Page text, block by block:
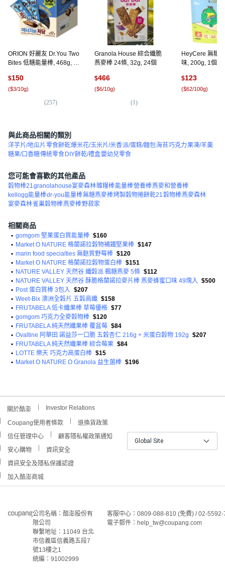
ORION 好麗友 Dr.You Two
Bites 低糖能量棒, 468g, 1
$150
($3/10g)
(257)
Granola House 綜合纖脆
燕麥棒 24條, 32g, 24個
$466
($6/10g)
(1)
HeyCere 無糖
味, 200g, 1個
$123
($62/100g)
與此商品相關的類別
洋芋片/地瓜片 零食餅乾爆米花/玉米片/米香派/蛋糕/麵包海苔巧克力果凍/羊羹
糖果/口香糖傳統零食 DIY餅乾/禮盒嬰幼兒零食
您可能會喜歡的其他產品
穀物棒21granolahouse宴麥森林雜糧棒能量棒營養棒燕麥和營養棒
kellogg能量棒dr-you能量棒無糖燕麥棒烤製穀物捲餅乾21穀物棒燕麥森林
宴麥森林雀巢穀物棒燕麥棒野菽家
相關商品
• gomgom 堅果蛋白質能量棒 $160
• Market O NATURE 格蘭諾拉穀物補鐵堅果棒 $147
• marin food specialties 無麩質野莓棒 $120
• Market O NATURE 格蘭諾拉穀物蛋白棒 $151
• NATURE VALLEY 天然谷 纖穀派 楓糖燕麥 5條 $112
• NATURE VALLEY 天然谷 酥脆格蘭諾拉麥片棒 燕麥蜂蜜口味 49塊入 $500
• Post 蛋白質棒 3包入 $207
• Weet-Bix 澳洲全穀片 五穀高纖 $158
• FRUTABELA 低卡纖果棒 草莓優格 $77
• gomgom 巧克力全麥穀物棒 $120
• FRUTABELA 純天然纖果棒 覆盆莓 $84
• Ovaltine 阿華田 諾益莎一口脆 五穀杏仁 216g + 米蛋白穀物 192g $207
• FRUTABELA 純天然纖果棒 綜合莓果 $84
• LOTTE 樂天 巧克力高蛋白棒 $15
• Market O NATURE O Granola 益生菌棒 $196
關於酷澎 Investor Relations
Coupang使用者條款
退換貨政策
信任管理中心
顧客隱私權政策通知
安心購物
資訊安全
資訊安全及隱私保護認證
加入酷澎商城
Global Site
公司名稱：酷澎股份有
限公司
聯繫地址：11049 台北
市信義區信義路五段7
號13樓之1
統編：91002999
客服中心：0809-088-810 (免費) / 02-
電子郵件：help_tw@coupang.com